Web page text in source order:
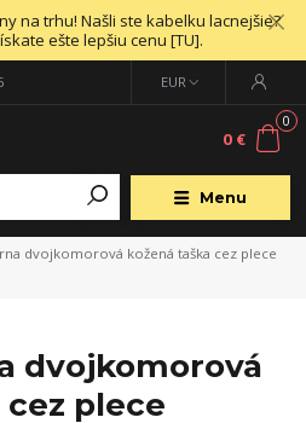
na trhu! Našli ste kabelku lacnejšie?
ešte lepšiu cenu [TU].
Menu
EUR
0
0 €
dvojkomorová kožená taška cez plece
dvojkomorová
plece